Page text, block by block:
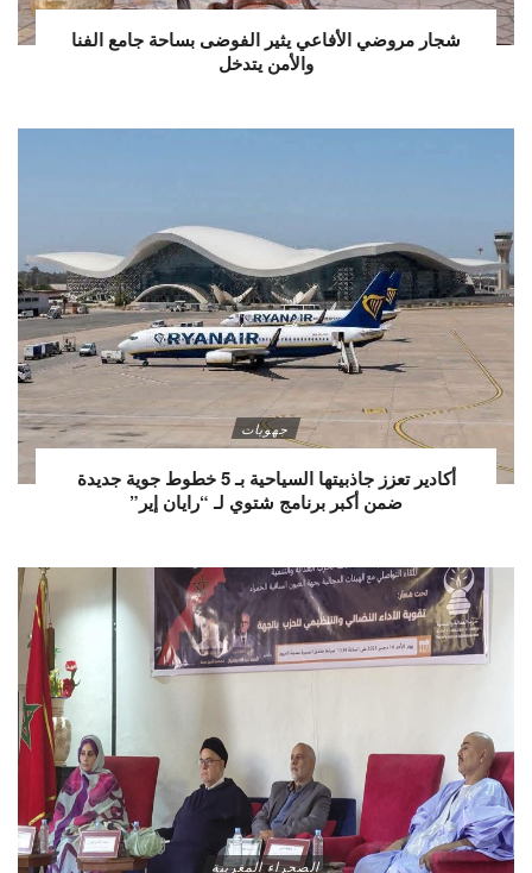
شجار مروضي الأفاعي يثير الفوضى بساحة جامع الفنا
والأمن يتدخل
جهويات
أكادير تعزز جاذبيتها السياحية بـ 5 خطوط جوية جديدة
ضمن أكبر برنامج شتوي لـ “رايان إير”
الصحراء المغربية